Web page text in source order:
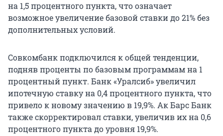
на 1,5 процентного пункта, что означает
возможное увеличение базовой ставки до 21% без
дополнительных условий.
Совкомбанк подключился к общей тенденции,
подняв проценты по базовым программам на 1
процентный пункт. Банк «Уралсиб» увеличил
ипотечную ставку на 0,4 процентного пункта, что
привело к новому значению в 19,9%. Ак Барс Банк
также скорректировал ставки, увеличив их на 0,6
процентного пункта до уровня 19,9%.